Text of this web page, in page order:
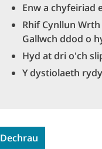
Enw a chyfeiriad
Rhif Cynllun
Gallwch ddod o
Hyd at dri o'ch
Y dystiolaeth
Dechrau